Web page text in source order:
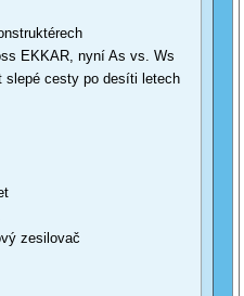
EKKAR, nyní As vs. Ws
slepé cesty po desíti letech
zesilovač